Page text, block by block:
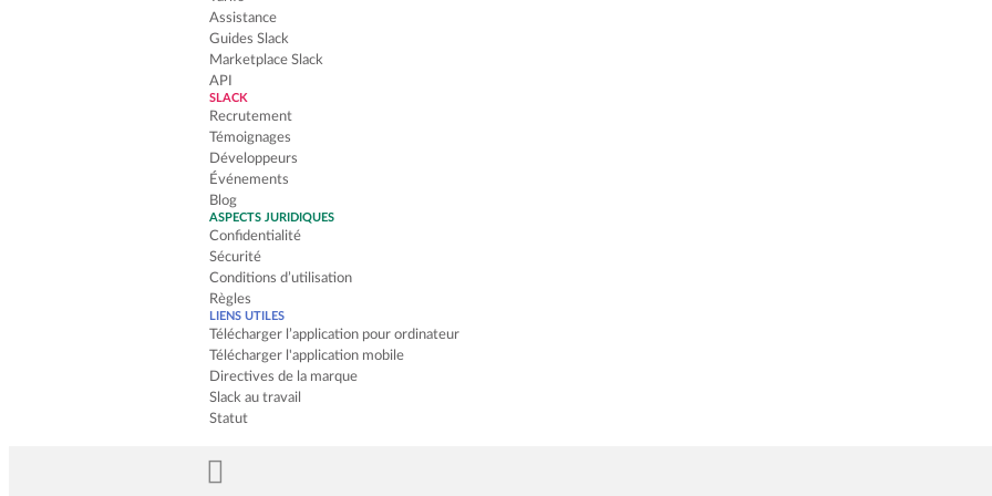
Assistance
Guides Slack
Marketplace Slack
API
SLACK
Recrutement
Témoignages
Développeurs
Événements
Blog
ASPECTS JURIDIQUES
Confidentialité
Sécurité
Conditions d’utilisation
Règles
LIENS UTILES
Télécharger l’application pour ordinateur
Télécharger l'application mobile
Directives de la marque
Slack au travail
Statut